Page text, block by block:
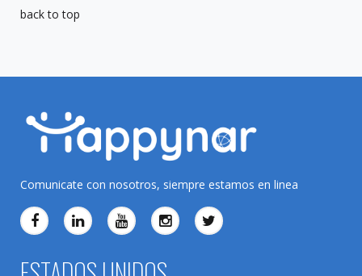
back to top
Comunicate con nosotros, siempre estamos en linea